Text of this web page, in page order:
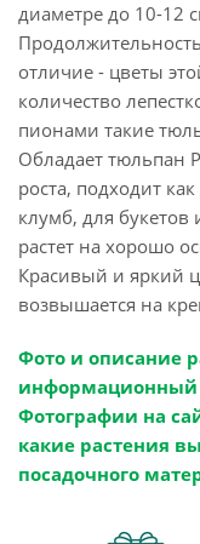
диаметре до 10-12
отличие - цветы
количество
пионами такие
Обладает тюльпан
роста, подходит
клумб, для
растет на хорошо
Красивый и яркий
возвышается на
Фото и описание
информационный
Фотографии на
какие растения
посадочного